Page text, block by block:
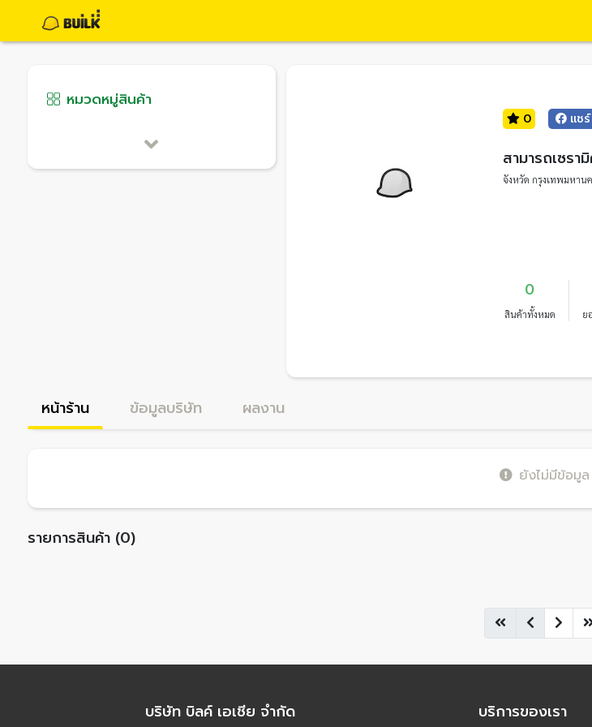
หมวดหมู่สินค้า
0 แชร์
สามารถเซรา
จังหวัด กรุงเทพมหาน
0
สินค้าทั้งหมด ย
หน้าร้าน ข้อมูลบริษัท ผลงาน
ยังไม่มีข้อมูล
รายการสินค้า (0)
บริษัท บิลค์ เอเชีย จำกัด บริการของเรา